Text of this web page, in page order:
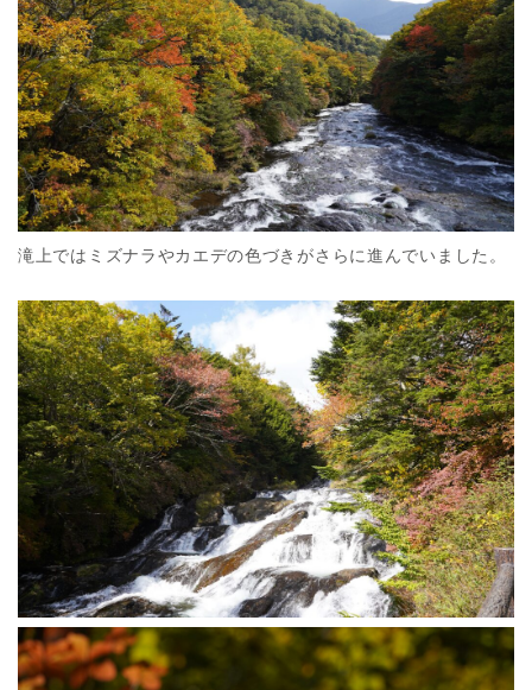
滝上ではミズナラやカエデの色づきがさらに進んでいました。